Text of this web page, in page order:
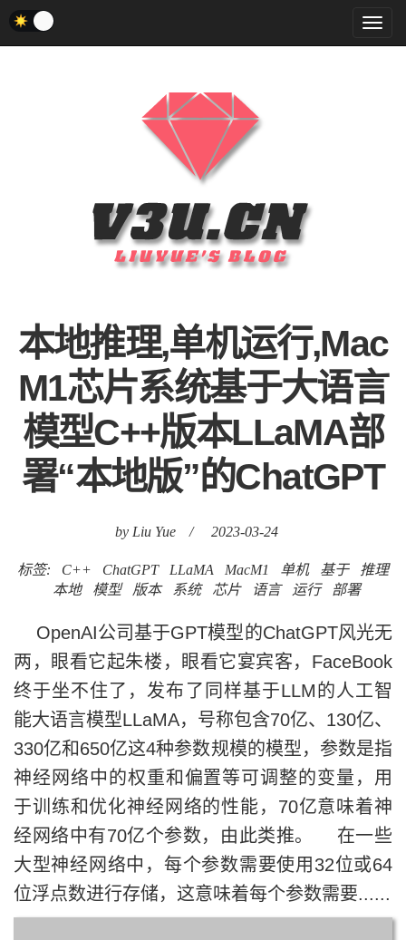
菜
单
本地推理,单机运行,Mac
M1芯片系统基于大语言
模型C++版本LLaMA部
署“本地版”的ChatGPT
by Liu Yue / 2023-03-24
标签: C++ ChatGPT LLaMA MacM1 单机 基于
推理
本地
模型 版本 系统 芯片 语言 运行 部署
OpenAI公司基于GPT模型的ChatGPT风光无
两，眼看它起朱楼，眼看它宴宾客，FaceBook
终于坐不住了，发布了同样基于LLM的人工智
能大语言模型LLaMA，号称包含70亿、130亿、
330亿和650亿这4种参数规模的模型，参数是指
神经网络中的权重和偏置等可调整的变量，用
于训练和优化神经网络的性能，70亿意味着神
经网络中有70亿个参数，由此类推。 在一些
大型神经网络中，每个参数需要使用32位或64
位浮点数进行存储，这意味着每个参数需要......